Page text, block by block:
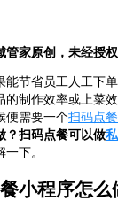
管家原创，未经授
能节省员工人工下
的制作效率或上菜
便需要一个扫码点餐
？扫码点餐可以做
下。
小程序怎么